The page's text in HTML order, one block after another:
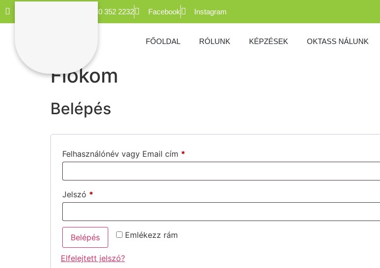
+36 30 352 2232 Facebook Instagram
FŐOLDAL RÓLUNK KÉPZÉSEK OKTASS NÁLUNK
Fiókom
Belépés
Felhasználónév vagy Email cím *
Jelszó *
Emlékezz rám
Belépés
Elfelejtett jelszó?